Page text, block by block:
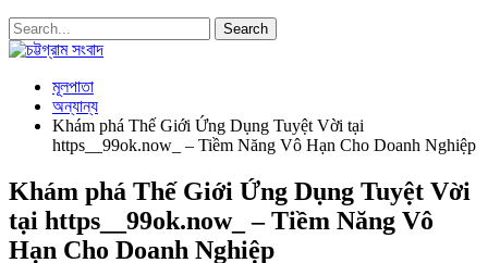
মূলপাতা
অন্যান্য
Khám phá Thế Giới Ứng Dụng Tuyệt Vời tại
https__99ok.now_ – Tiềm Năng Vô Hạn Cho Doanh Nghiệp
Khám phá Thế Giới Ứng Dụng Tuyệt Vời
tại https__99ok.now_ – Tiềm Năng Vô
Hạn Cho Doanh Nghiệp